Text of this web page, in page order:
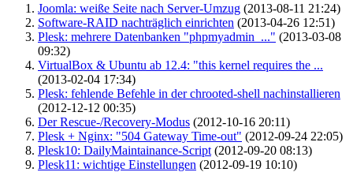
Joomla: weiße Seite nach Server-Umzug (2013-08-11 21:24)
Software-RAID nachträglich einrichten (2013-04-26 12:51)
Plesk: mehrere Datenbanken "phpmyadmin_..." (2013-03-08
09:32)
VirtualBox & Ubuntu ab 12.4: "this kernel requires the ...
(2013-02-04 17:34)
Plesk: fehlende Befehle in der chrooted-shell nachinstallieren
(2012-12-12 00:35)
Der Rescue-/Recovery-Modus (2012-10-16 20:11)
Plesk + Nginx: "504 Gateway Time-out" (2012-09-24 22:05)
Plesk10: DailyMaintainance-Script (2012-09-20 08:13)
Plesk11: wichtige Einstellungen (2012-09-19 10:10)